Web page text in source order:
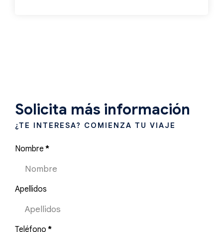
Solicita más información
¿TE INTERESA? COMIENZA TU VIAJE
Nombre *
Apellidos
Teléfono *